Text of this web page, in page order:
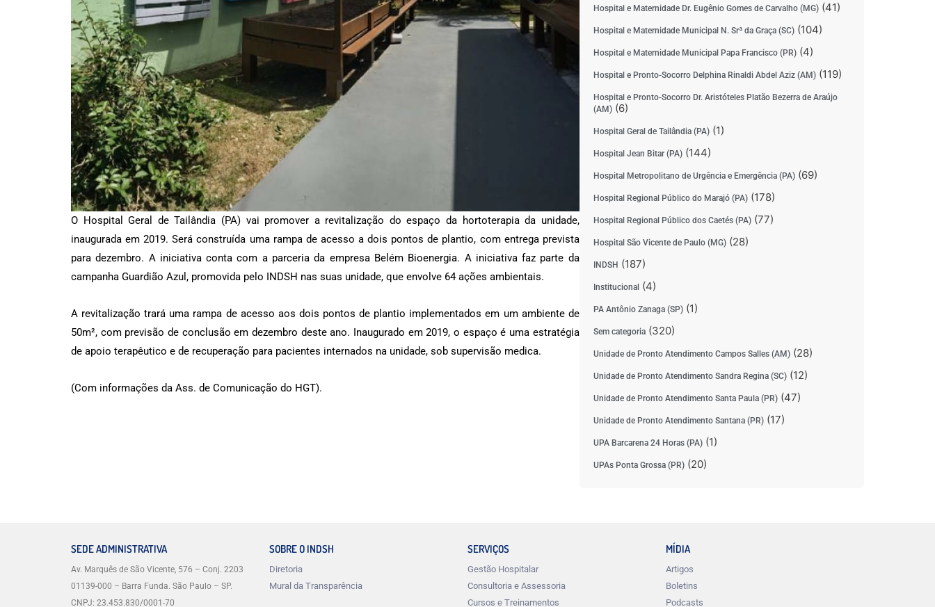
O Hospital Geral de Tailândia (PA) vai promover a revitalização do espaço da hortoterapia da unidade,
inaugurada em 2019. Será construída uma rampa de acesso a dois pontos de plantio, com entrega prevista
para dezembro. A iniciativa conta com a parceria da empresa Belém Bioenergia. A iniciativa faz parte da
campanha Guardião Azul, promovida pelo INDSH nas suas unidade, que envolve 64 ações ambientais.
A revitalização trará uma rampa de acesso aos dois pontos de plantio implementados em um ambiente de
50m², com previsão de conclusão em dezembro deste ano. Inaugurado em 2019, o espaço é uma estratégia
de apoio terapêutico e de recuperação para pacientes internados na unidade, sob supervisão medica.
(Com informações da Ass. de Comunicação do HGT).
Hospital e Maternidade Dr. Eugênio Gomes de Carvalho (MG)(41)
Hospital e Maternidade Municipal N. Srª da Graça (SC)(104)
Hospital e Maternidade Municipal Papa Francisco (PR)(4)
Hospital e Pronto-Socorro Delphina Rinaldi Abdel Aziz (AM)(119)
Hospital e Pronto-Socorro Dr. Aristóteles Platão Bezerra de Araújo
(AM)(6)
Hospital Geral de Tailândia (PA)(1)
Hospital Jean Bitar (PA)(144)
Hospital Metropolitano de Urgência e Emergência (PA)(69)
Hospital Regional Público do Marajó (PA)(178)
Hospital Regional Público dos Caetés (PA)(77)
Hospital São Vicente de Paulo (MG)(28)
INDSH (187)
Institucional(4)
PA Antônio Zanaga (SP)(1)
Sem categoria(320)
Unidade de Pronto Atendimento Campos Salles (AM)(28)
Unidade de Pronto Atendimento Sandra Regina (SC)(12)
Unidade de Pronto Atendimento Santa Paula (PR)(47)
Unidade de Pronto Atendimento Santana (PR)(17)
UPA Barcarena 24 Horas (PA)(1)
UPAs Ponta Grossa (PR)(20)
SEDE ADMINISTRATIVA
Av. Marquês de São Vicente, 576 – Conj. 2203
01139-000 – Barra Funda. São Paulo – SP.
CNPJ: 23.453.830/0001-70
SOBRE O INDSH
Diretoria
Mural da Transparência
SERVIÇOS
Gestão Hospitalar
Consultoria e Assessoria
Cursos e Treinamentos
MÍDIA
Artigos
Boletins
Podcasts